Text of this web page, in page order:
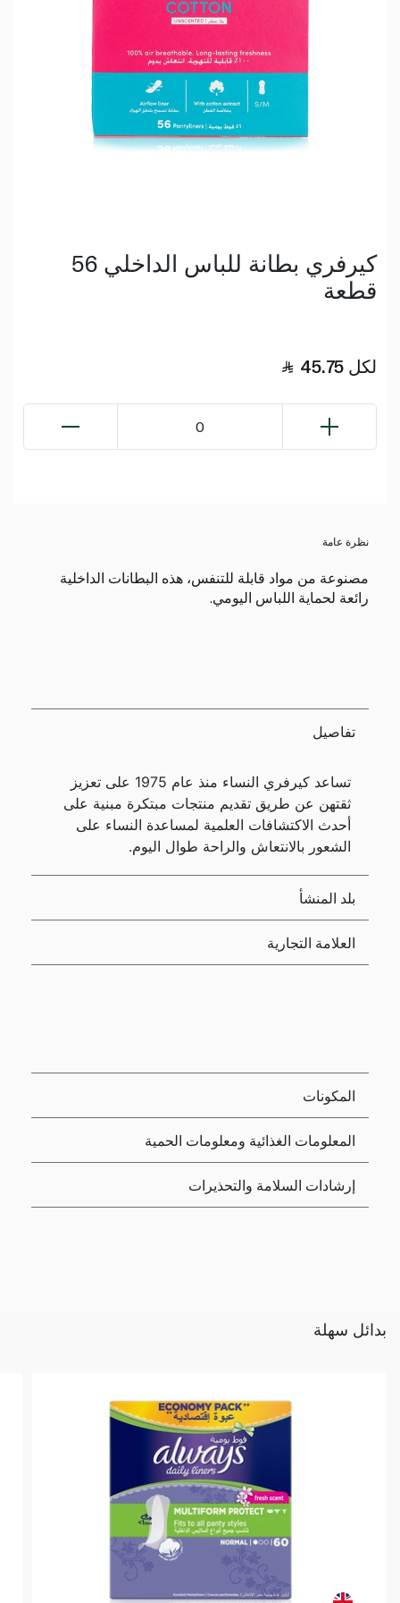
كيرفري بطانة للباس الداخلي 56
قطعة
45.75 لكل
0
نظرة عامة
مصنوعة من مواد قابلة للتنفس، هذه البطانات الداخلية
رائعة لحماية اللباس اليومي.
تفاصيل
تساعد كيرفري النساء منذ عام 1975 على تعزيز
ثقتهن عن طريق تقديم منتجات مبتكرة مبنية على
أحدث الاكتشافات العلمية لمساعدة النساء على
الشعور بالانتعاش والراحة طوال اليوم.
بلد المنشأ
العلامة التجارية
المكونات
المعلومات الغذائية ومعلومات الحمية
إرشادات السلامة والتحذيرات
بدائل سهلة